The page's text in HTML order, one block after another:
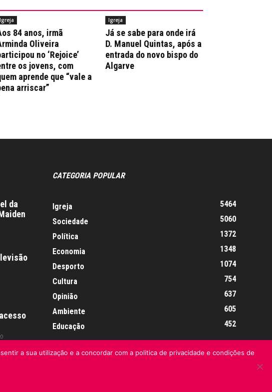
Igreja
84 anos, irmã
Oliveira
no ‘Rejoice’
os jovens, com
aprende que “vale a
arriscar”
Igreja
Já se sabe para onde irá
D. Manuel Quintas, após a
entrada do novo bispo do
Algarve
da
CATEGORIA POPULAR
Igreja
5464
Sociedade
5060
Política
1372
Economia
1348
Desporto
1074
Cultura
754
Opinião
637
Ambiente
605
Educação
452
a sua utilização e a concordar com a politica de privacidade e condições de